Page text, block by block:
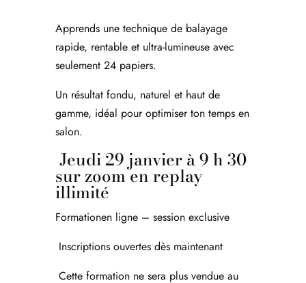
Apprends une technique de balayage
rapide, rentable et ultra-lumineuse avec
seulement 24 papiers.
Un résultat fondu, naturel et haut de
gamme, idéal pour optimiser ton temps en
salon.
Jeudi 29 janvier à 9 h 30
sur zoom en replay
illimité
Formationen ligne – session exclusive
Inscriptions ouvertes dès maintenant
Cette formation ne sera plus vendue au